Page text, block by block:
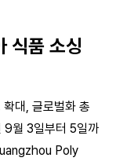
식품 소싱
대, 글로벌화 총
월 3일부터 5일까
Poly